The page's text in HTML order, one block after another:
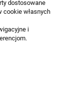
Więcej w
dostosowane
cookie własnych
i